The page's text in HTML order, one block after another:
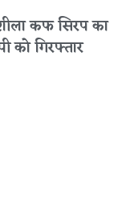
कफ सिरप का
को गिरफ्तार